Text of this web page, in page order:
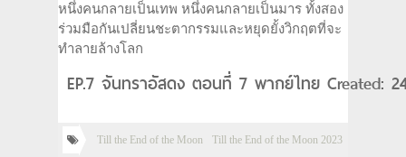
หนึ่งคนกลายเป็นเทพ หนึ่งคนกลายเป็นมาร ทั้งสอง
ร่วมมือกันเปลี่ยนชะตากรรมและหยุดยั้งวิกฤตที่จะ
ทำลายล้างโลก
EP.7 จันทราอัสดง ตอนที่ 7 พากย์ไทย Created:
Till the End of the Moon Till the End of the Moon 2023